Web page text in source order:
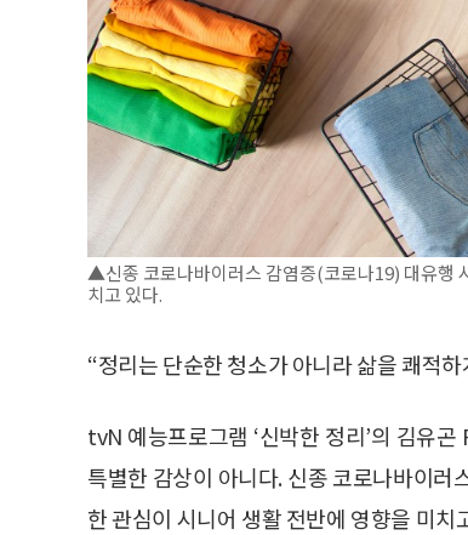
▲신종 코로나바이러스 감염증(코로나19) 대유행
치고 있다.
“정리는 단순한 청소가 아니라 삶을 쾌적
tvN 예능프로그램 ‘신박한 정리’의 김유
특별한 감상이 아니다. 신종 코로나바이
한 관심이 시니어 생활 전반에 영향을 미치